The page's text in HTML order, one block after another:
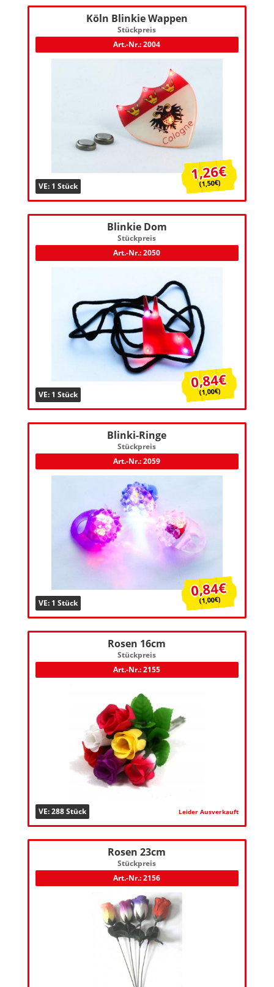
Köln Blinkie Wappen
Stückpreis
Art.-Nr.: 2004
VE: 1 Stück
1,26€
(1,50€)
Blinkie Dom
Stückpreis
Art.-Nr.: 2050
VE: 1 Stück
0,84€
(1,00€)
Blinki-Ringe
Stückpreis
Art.-Nr.: 2059
VE: 1 Stück
0,84€
(1,00€)
Rosen 16cm
Stückpreis
Art.-Nr.: 2155
VE: 288 Stück Leider Ausverkauft
Rosen 23cm
Stückpreis
Art.-Nr.: 2156